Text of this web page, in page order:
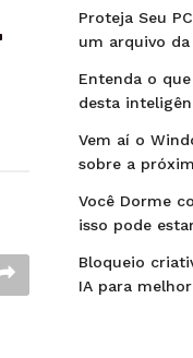
Proteja Seu
um arquivo
Entenda o
desta
Vem aí o
sobre a
Você Dorme
isso pode
Bloqueio
IA para